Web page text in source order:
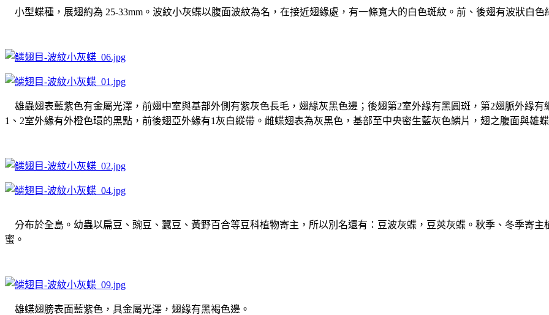
小型蝶種，展翅約為 25-33mm。波紋小灰蝶以腹面波紋為名，在接近翅緣處，有一條寬大的白色斑紋。前、後翅有波狀白
雄蟲翅表藍紫色有金屬光澤，前翅中室與基部外側有紫灰色長毛，翅緣灰黑色邊；後翅第2室外緣有黑圓斑，第2翅脈外緣
1、2室外緣有外橙色環的黑點，前後翅亞外緣有1灰白縱帶。雌蝶翅表為灰黑色，基部至中央密生藍灰色鱗片，翅之腹面與雄
分布於全島。幼蟲以扁豆、豌豆、蠶豆、黃野百合等豆科植物寄主，所以別名還有：豆波灰蝶，豆莢灰蝶。秋季、冬季寄
蜜。
雄蝶翅膀表面藍紫色，具金屬光澤，翅緣有黑褐色邊。